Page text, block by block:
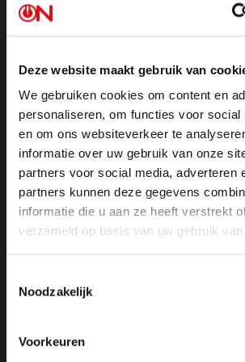
Deze website maakt gebruik van
We gebruiken cookies om content en
personaliseren, om functies voor social
en om ons websiteverkeer te
informatie over uw gebruik van onze
partners voor social media, adverteren
partners kunnen deze gegevens
informatie die u aan ze heeft verstrekt
verzameld op basis van uw gebruik
Noodzakelijk
Voorkeuren
richting het donkergeel of oranje
Tekst gaat verder onder de afbeelding.
De Nederlandse overheid doet, zoals
betaamt, ook gretig een duit in het
stranden zijn matrixborden geplaatst
‘Ga niet verder de zee in dan
regelmatig goed in!’. Om iedereen
te krijgen, zijn op diverse plekken in
Op scholen geldt een ‘smeerprotocol’:
ingesmeerd door de juffen of